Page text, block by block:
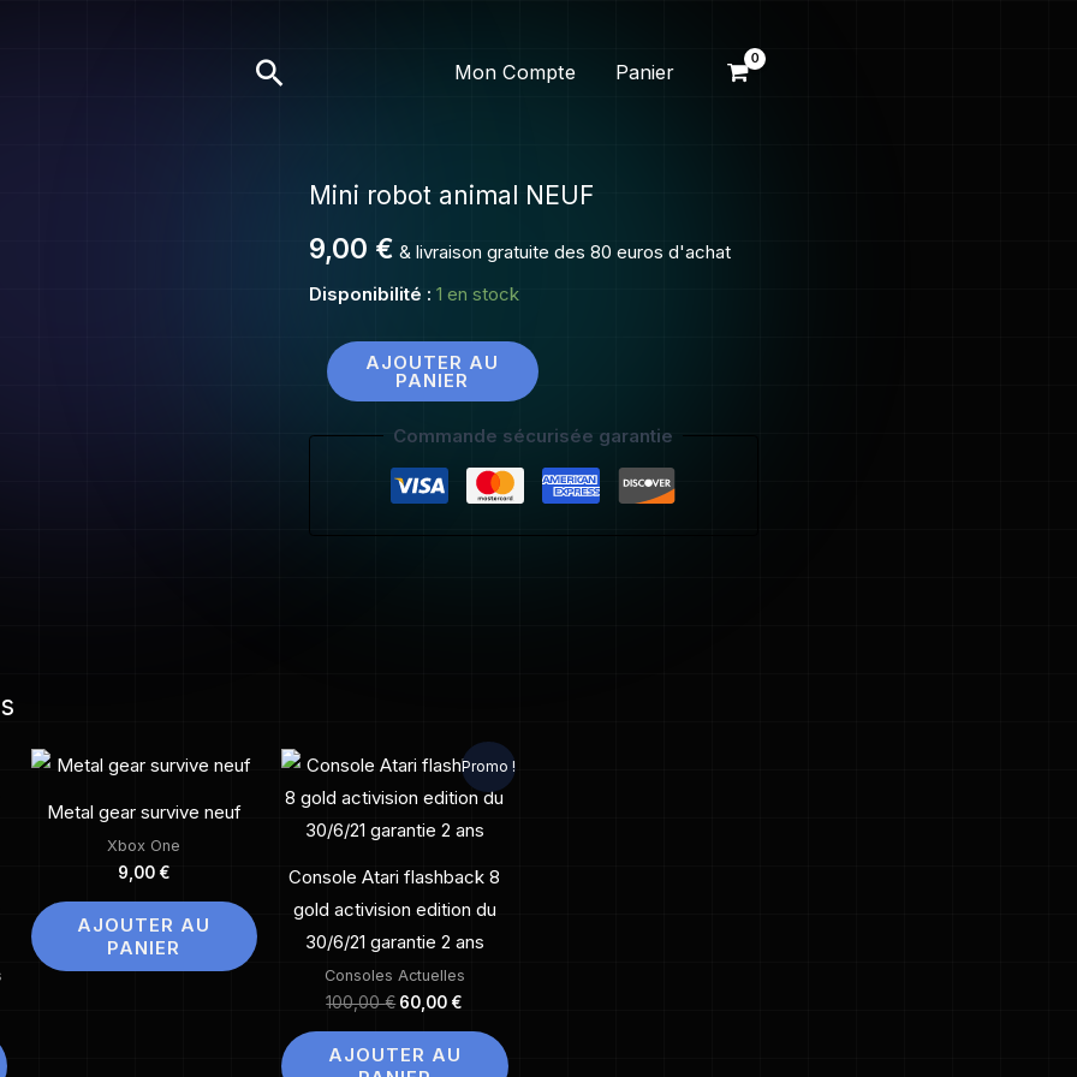
Rechercher Mon Compte Panier
Mini robot animal NEUF
9,00 € & livraison gratuite des 80 euros d'achat
Disponibilité : 1 en stock
quantité
Mini
robot
NEUF
AJOUTER AU
PANIER
Commande sécurisée garantie
Metal gear survive neuf
Xbox One
9,00 €
AJOUTER AU
PANIER
Promo !
Console Atari flashback 8
gold activision edition du
30/6/21 garantie 2 ans
Consoles Actuelles
100,00€
Le
prix
initial
100,00 €.
60,00 €
Le
prix
actuel
60,00 €.
AJOUTER AU
animal